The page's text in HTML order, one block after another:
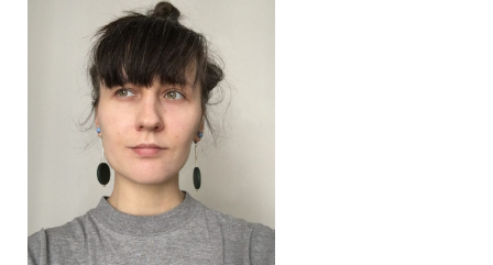
À LA POINTE DE LA PROFESSION
À PROPOS DEVENIR MEMBRE